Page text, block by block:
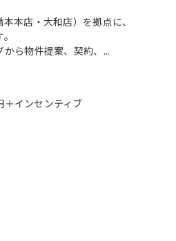
本店・大和店）を拠点に、
ら物件提案、契約、...
インセンティブ